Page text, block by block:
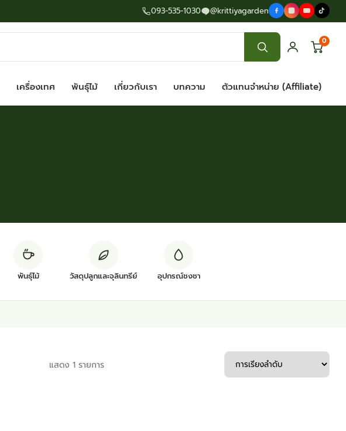
093-535-1030 @krittiyagarden
0
เครื่องเทศ พันธุ์ไม้ เกี่ยวกับเรา บทความ ตัวแทนจำหน่าย (Affiliate)
พันธุ์ไม้ วัสดุปลูกและจุลินทรีย์ อุปกรณ์ชงชา
แสดง 1 รายการ